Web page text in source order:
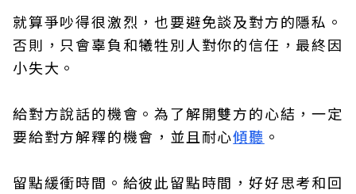
就算爭吵得很激烈，也要避免談及對方的隱私。
否則，只會辜負和犧牲別人對你的信任，最終因
小失大。
給對方說話的機會。為了解開雙方的心結，一定
要給對方解釋的機會，並且耐心傾聽 。
留點緩衝時間。給彼此留點時間，好好思考和回